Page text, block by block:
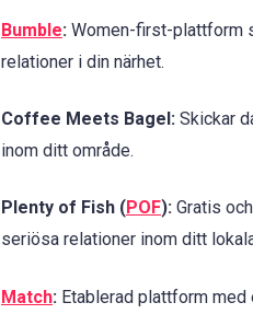
Bumble: Women-first-plattform
relationer i din närhet.
Coffee Meets Bagel: Skickar
inom ditt område.
Plenty of Fish (POF): Gratis
seriösa relationer inom ditt
Match: Etablerad plattform